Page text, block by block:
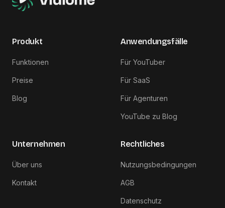
Produkt
Funktionen
Preise
Blog
Anwendungsfälle
Für YouTuber
Für SaaS
Für Agenturen
YouTube zu Blog
Unternehmen
Über uns
Kontakt
Rechtliches
Nutzungsbedingungen
AGB
Datenschutz